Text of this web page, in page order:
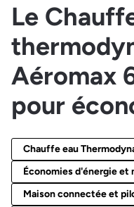
Le
Aéromax
pour
Chauffe eau
Économies d'énergie et
Maison connectée et